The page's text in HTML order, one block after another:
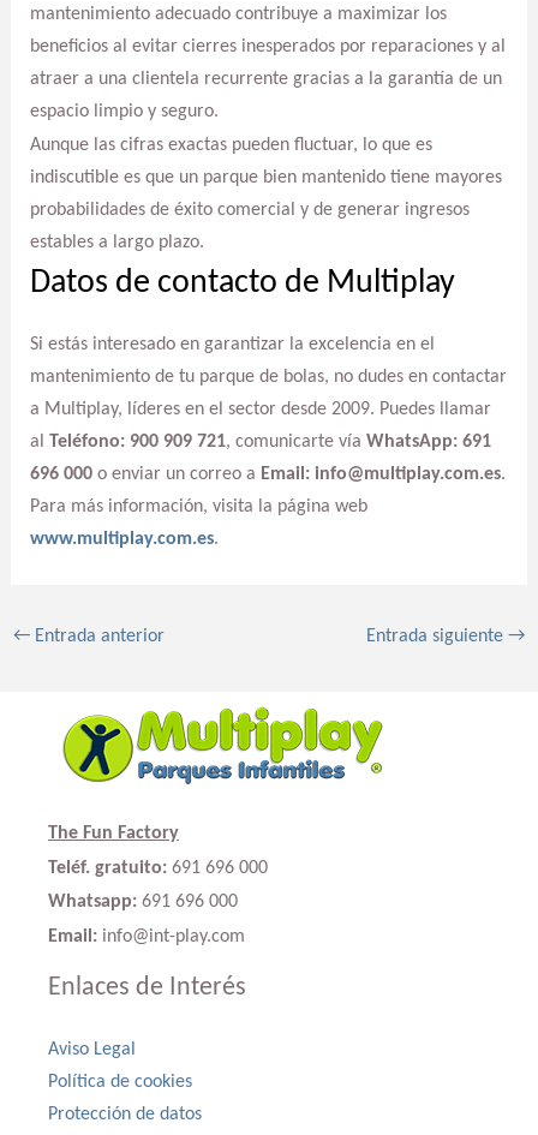
mantenimiento adecuado contribuye a maximizar los
beneficios al evitar cierres inesperados por reparaciones y al
atraer a una clientela recurrente gracias a la garantía de un
espacio limpio y seguro.
Aunque las cifras exactas pueden fluctuar, lo que es
indiscutible es que un parque bien mantenido tiene mayores
probabilidades de éxito comercial y de generar ingresos
estables a largo plazo.
Datos de contacto de Multiplay
Si estás interesado en garantizar la excelencia en el
mantenimiento de tu parque de bolas, no dudes en contactar
a Multiplay, líderes en el sector desde 2009. Puedes llamar
al Teléfono: 900 909 721, comunicarte vía WhatsApp: 691
696 000o enviar un correo a Email: info@multiplay.com.es.
Para más información, visita la página web
www.multiplay.com.es.
←Entrada anterior Entrada siguiente→
The Fun Factory
Teléf. gratuito: 691 696 000
Whatsapp: 691 696 000
Email: info@int-play.com
Enlaces de Interés
Aviso Legal
Política de cookies
Protección de datos